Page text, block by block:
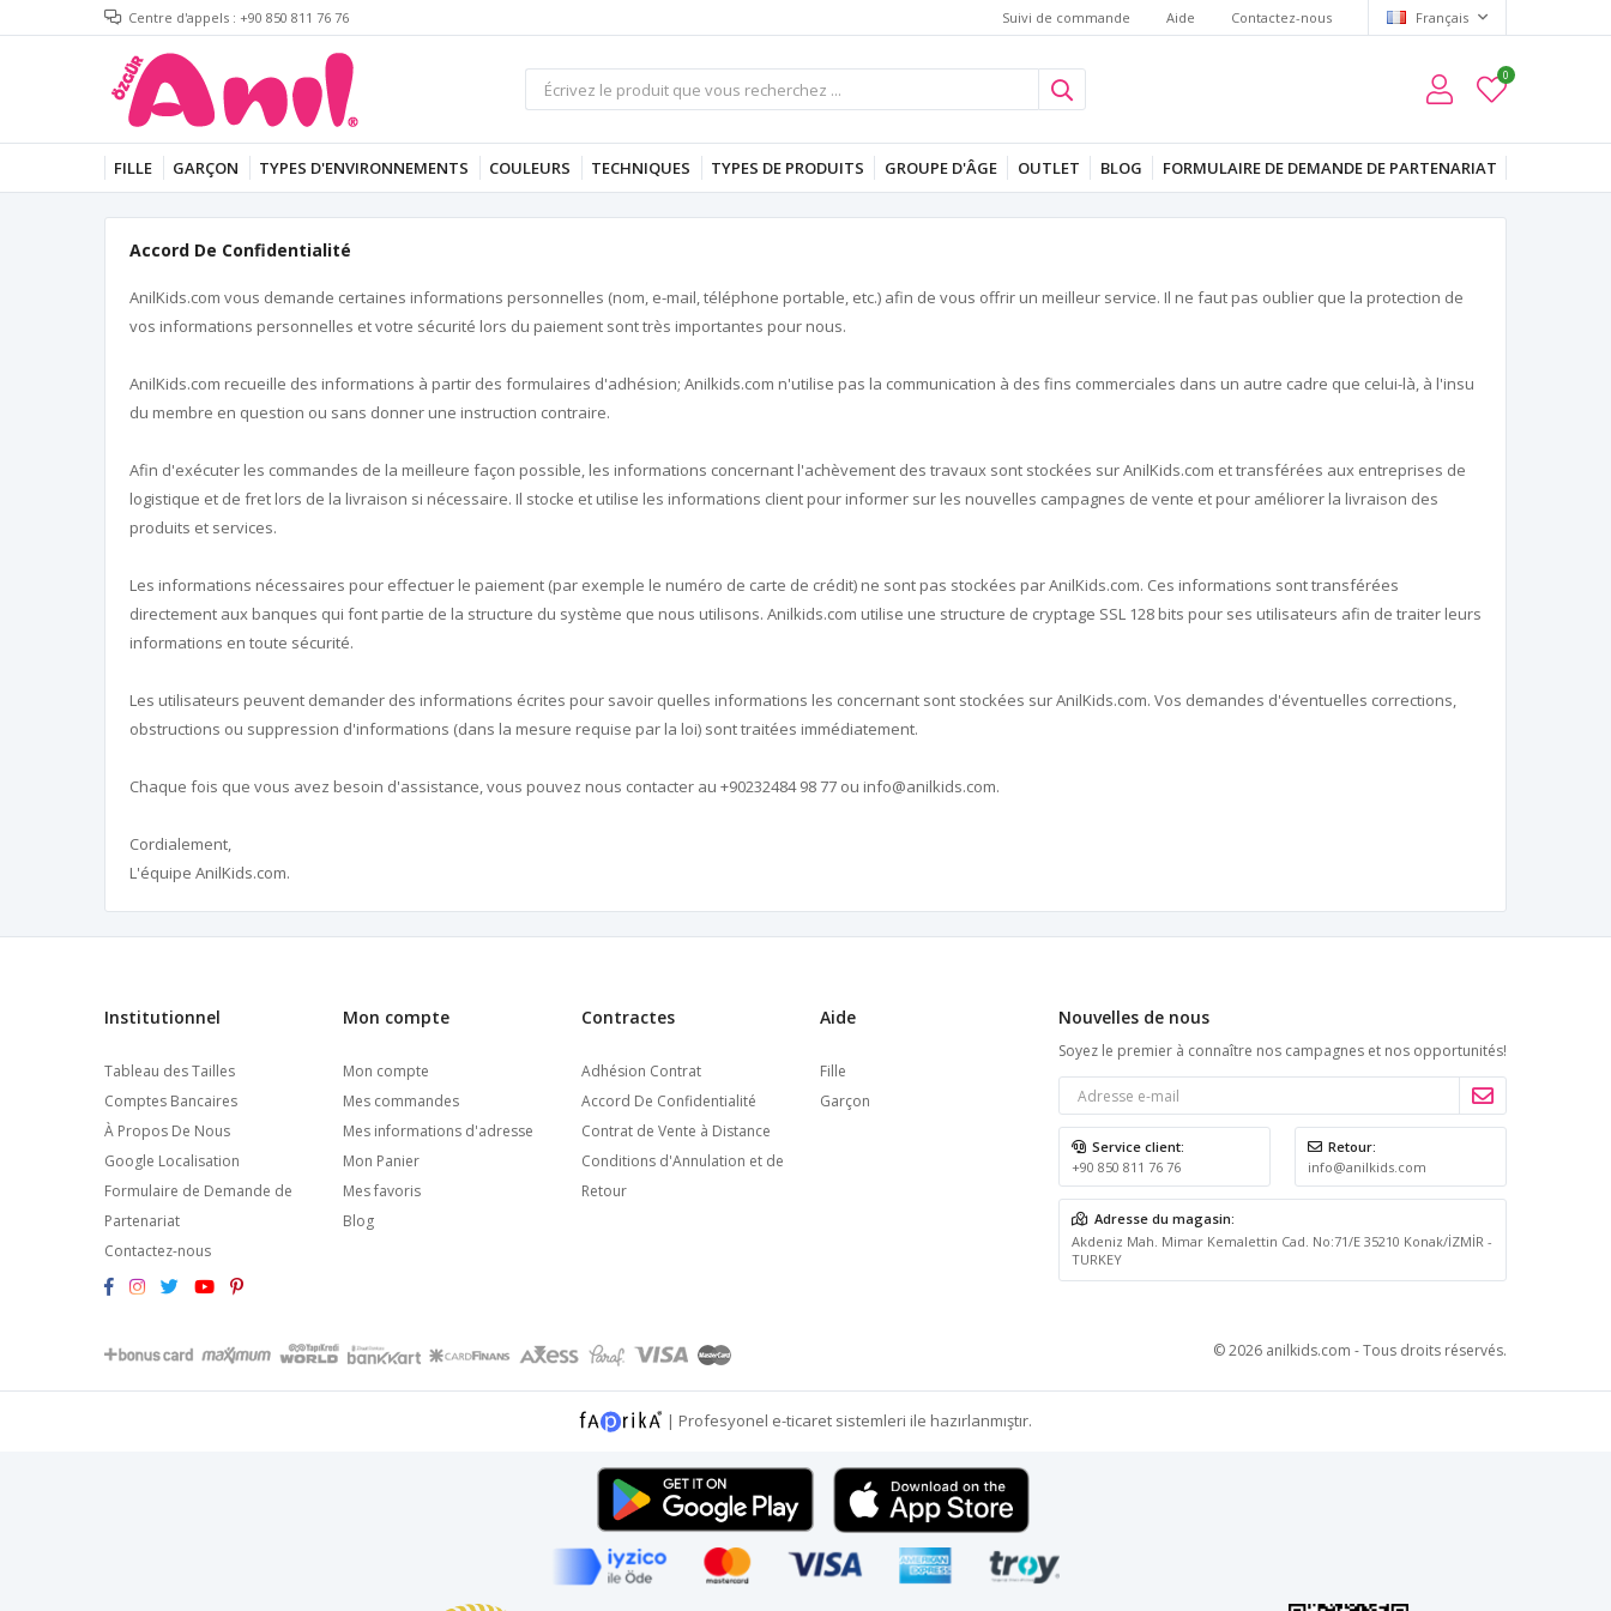
Centre d'appels : +90 850 811 76 76 Suivi de commande Aide Contactez-nous Français
0
FILLE GARÇON TYPES D'ENVIRONNEMENTS COULEURS TECHNIQUES TYPES DE PRODUITS GROUPE D'ÂGE OUTLET BLOG FORMULAIRE DE DEMANDE DE PARTENARIAT
Accord De Confidentialité
AnilKids.com vous demande certaines informations personnelles (nom, e-mail, téléphone portable, etc.) afin de vous offrir un meilleur service. Il ne faut pas oublier que la protection de
vos informations personnelles et votre sécurité lors du paiement sont très importantes pour nous.
AnilKids.com recueille des informations à partir des formulaires d'adhésion; Anilkids.com n'utilise pas la communication à des fins commerciales dans un autre cadre que celui-là, à l'insu
du membre en question ou sans donner une instruction contraire.
Afin d'exécuter les commandes de la meilleure façon possible, les informations concernant l'achèvement des travaux sont stockées sur AnilKids.com et transférées aux entreprises de
logistique et de fret lors de la livraison si nécessaire. Il stocke et utilise les informations client pour informer sur les nouvelles campagnes de vente et pour améliorer la livraison des
produits et services.
Les informations nécessaires pour effectuer le paiement (par exemple le numéro de carte de crédit) ne sont pas stockées par AnilKids.com. Ces informations sont transférées
directement aux banques qui font partie de la structure du système que nous utilisons. Anilkids.com utilise une structure de cryptage SSL 128 bits pour ses utilisateurs afin de traiter leurs
informations en toute sécurité.
Les utilisateurs peuvent demander des informations écrites pour savoir quelles informations les concernant sont stockées sur AnilKids.com. Vos demandes d'éventuelles corrections,
obstructions ou suppression d'informations (dans la mesure requise par la loi) sont traitées immédiatement.
Chaque fois que vous avez besoin d'assistance, vous pouvez nous contacter au +90232484 98 77 ou info@anilkids.com.
Cordialement,
L'équipe AnilKids.com.
Institutionnel
Tableau des Tailles
Comptes Bancaires
À Propos De Nous
Google Localisation
Formulaire de Demande de
Partenariat
Contactez-nous
Mon compte
Mon compte
Mes commandes
Mes informations d'adresse
Mon Panier
Mes favoris
Blog
Contractes
Adhésion Contrat
Accord De Confidentialité
Contrat de Vente à Distance
Conditions d'Annulation et de
Retour
Aide
Fille
Garçon
Nouvelles de nous
Soyez le premier à connaître nos campagnes et nos opportunités!
Service client:
+90 850 811 76 76
Retour:
info@anilkids.com
Adresse du magasin:
Akdeniz Mah. Mimar Kemalettin Cad. No:71/E 35210 Konak/İZMİR -
TURKEY
© 2026 anilkids.com - Tous droits réservés.
| Profesyonel e-ticaret sistemleri ile hazırlanmıştır.